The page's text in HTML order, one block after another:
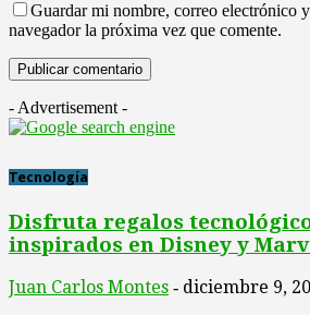
Guardar mi nombre, correo electrónico
navegador la próxima vez que comente.
- Advertisement -
Tecnología
Disfruta regalos
inspirados en Disney y
Juan Carlos Montes - diciembre 9,